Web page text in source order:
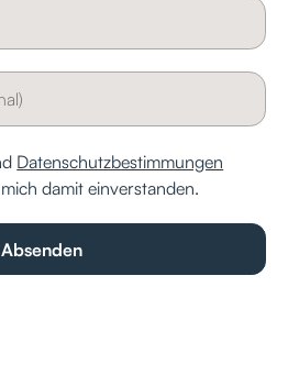
Datenschutzbestimmungen
damit einverstanden.